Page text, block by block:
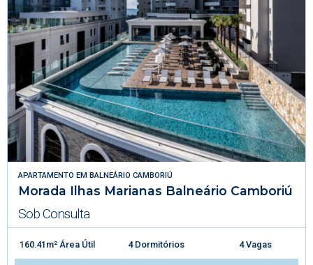
APARTAMENTO EM BALNEÁRIO CAMBORIÚ
Morada Ilhas Marianas Balneário Camboriú
Sob Consulta
160.41m² Área Útil 4 Dormitórios 4 Vagas